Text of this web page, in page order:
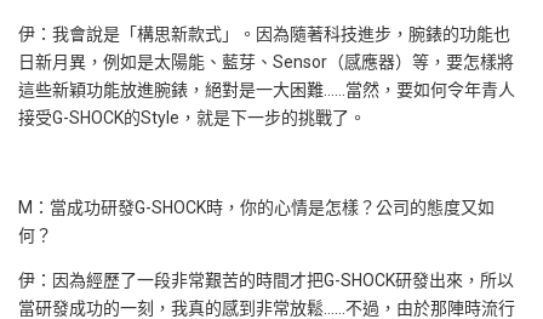
伊：我會說是「構思新款式」。因為隨著科技進步，腕錶的功能也
日新月異，例如是太陽能、藍芽、Sensor（感應器）等，要怎樣將
這些新穎功能放進腕錶，絕對是一大困難……當然，要如何令年青人
接受G-SHOCK的Style，就是下一步的挑戰了。
M：當成功研發G-SHOCK時，你的心情是怎樣？公司的態度又如
何？
伊：因為經歷了一段非常艱苦的時間才把G-SHOCK研發出來，所以
當研發成功的一刻，我真的感到非常放鬆……不過，由於那陣時流行